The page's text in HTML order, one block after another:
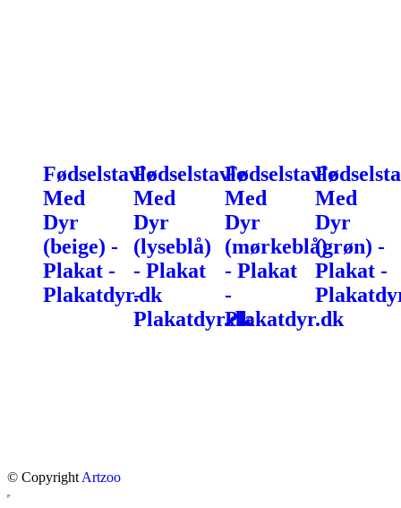
Fødselstavle
Med
Dyr
(beige) -
Plakat -
Plakatdyr.dk
Fødselstavle
Med
Dyr
(lyseblå)
- Plakat
-
Plakatdyr.dk
Fødselstavle
Med
Dyr
(mørkeblå)
- Plakat
-
Plakatdyr.dk
Med
Dyr
(grøn) -
Plakat -
© Copyright Artzoo